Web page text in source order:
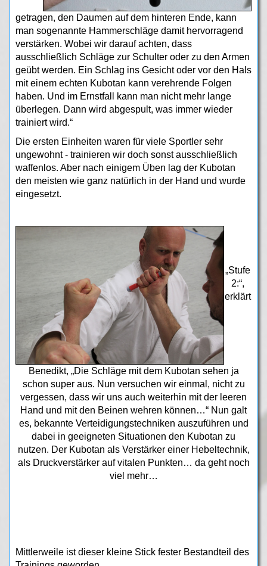
getragen, den Daumen auf dem hinteren Ende, kann
man sogenannte Hammerschläge damit hervorragend
verstärken. Wobei wir darauf achten, dass
ausschließlich Schläge zur Schulter oder zu den Armen
geübt werden. Ein Schlag ins Gesicht oder vor den Hals
mit einem echten Kubotan kann verehrende Folgen
haben. Und im Ernstfall kann man nicht mehr lange
überlegen. Dann wird abgespult, was immer wieder
trainiert wird.“
Die ersten Einheiten waren für viele Sportler sehr
ungewohnt - trainieren wir doch sonst ausschließlich
waffenlos. Aber nach einigem Üben lag der Kubotan
den meisten wie ganz natürlich in der Hand und wurde
eingesetzt.
„Stufe
2:“,
erklärt
Benedikt, „Die Schläge mit dem Kubotan sehen ja
schon super aus. Nun versuchen wir einmal, nicht zu
vergessen, dass wir uns auch weiterhin mit der leeren
Hand und mit den Beinen wehren können…“ Nun galt
es, bekannte Verteidigungstechniken auszuführen und
dabei in geeigneten Situationen den Kubotan zu
nutzen. Der Kubotan als Verstärker einer Hebeltechnik,
als Druckverstärker auf vitalen Punkten… da geht noch
viel mehr…
Mittlerweile ist dieser kleine Stick fester Bestandteil des